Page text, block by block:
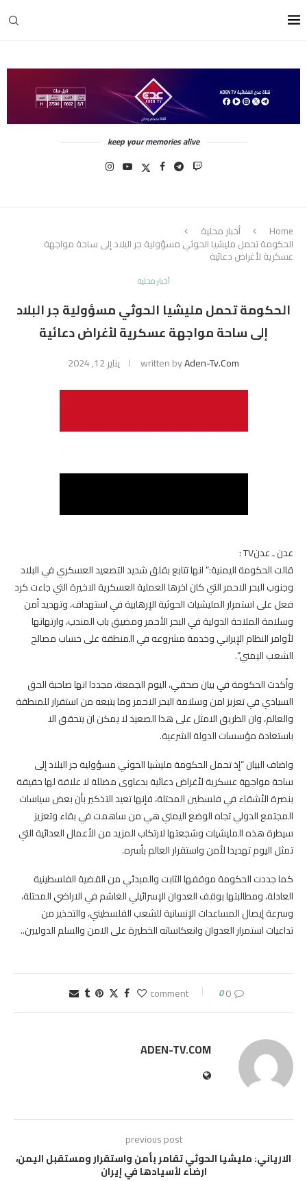
keep your memories alive
Home أخبار محلية
الحكومة تحمل مليشيا الحوثي مسؤولية جر البلاد إلى ساحة مواجهة
عسكرية لأغراض دعائية
أخبار محلية
الحكومة تحمل مليشيا الحوثي مسؤولية جر البلاد
إلى ساحة مواجهة عسكرية لأغراض دعائية
written byAden-Tv.com يناير 12, 2024
عدن ـ عدنTV :
قالت الحكومة اليمنية:” انها تتابع بقلق شديد التصعيد العسكري في البلاد
وجنوب البحر الاحمر التي كان اخرها العملية العسكرية الاخيرة التي جاءت كرد
فعل على استمرار المليشيات الحوثية الإرهابية في استهداف، وتهديد أمن
وسلامة الملاحة الدولية في البحر الأحمر ومضيق باب المندب، وارتهانها
لأوامر النظام الإيراني وخدمة مشروعه في المنطقة على حساب مصالح
الشعب اليمني”.
وأكدت الحكومة في بيان صحفي، اليوم الجمعة، مجددا انها صاحبة الحق
السيادي في تعزيز امن وسلامة البحر الاحمر وما يتبعه من استقرار للمنطقة
والعالم، وان الطريق الامثل على هذا الصعيد لا يمكن ان يتحقق الا
باستعادة مؤسسات الدولة الشرعية.
واضاف البيان “إذ تحمل الحكومة مليشيا الحوثي مسؤولية جر البلاد إلى
ساحة مواجهة عسكرية لأغراض دعائية بدعاوى مضللة لا علاقة لها حقيقة
بنصرة الأشقاء في فلسطين المحتلة، فإنها تعيد التذكير بأن بعض سياسات
المجتمع الدولي تجاه الوضع اليمني هي من ساهمت في بقاء وتعزيز
سيطرة هذه المليشيات وشجعتها لارتكاب المزيد من الأعمال العدائية التي
تمثل اليوم تهديدا لأمن واستقرار العالم بأسره.
‏‎كما جددت الحكومة موقفها الثابت والمبدئي من القضية الفلسطينية
العادلة، ومطالبتها بوقف العدوان الإسرائيلي الغاشم في الاراضي المحتلة،
وسرعة إيصال المساعدات الإنسانية للشعب الفلسطيني، والتحذير من
تداعيات استمرار العدوان وانعكاساته الخطيرة على الامن والسلم الدوليين..
0 comment
0
ADEN-TV.COM
previous post
الارياني: مليشيا الحوثي تقامر بأمن واستقرار ومستقبل اليمن،
ارضاء لأسيادها في إيران